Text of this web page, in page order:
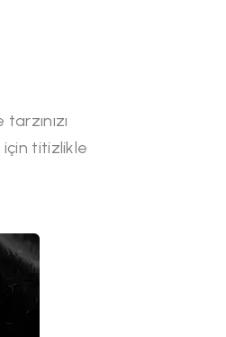
için titizlikle